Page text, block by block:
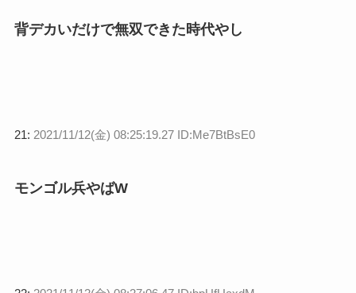
背デカいだけで無双できた時代やし
21: 2021/11/12(金) 08:25:19.27 ID:Me7BtBsE0
モンゴル兵やばW